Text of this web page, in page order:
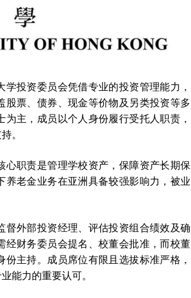
投资委员会凭借专业的投资管理能力，
票、债券、现金等价物及另类投资等多
主，成员以个人身份履行受托人职责，
。
职责是管理学校资产，保障资产长期保
老金业务在亚洲具备较强影响力，被业
外部投资经理、评估投资组合绩效及确
财务委员会提名、校董会批准，而校董
主持。成员席位有限且选拔标准严格，
能力的重要认可。